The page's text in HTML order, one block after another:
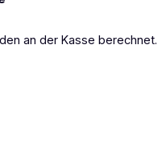
an der Kasse berechnet.